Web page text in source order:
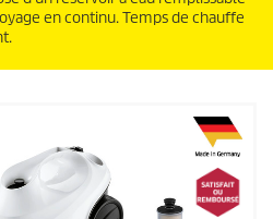
en continu. Temps de chauffe